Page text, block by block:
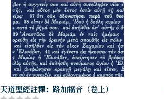
天道聖經註釋：路加福音（卷上）